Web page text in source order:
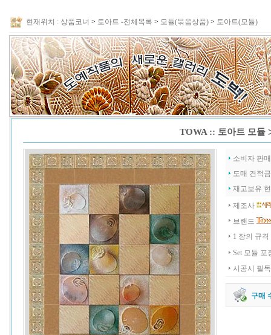
현재위치 : 상품코너 > 토아트 -전체목록 > 모듈(묶음상품) > 토아트(모듈)
TOWA :: 토아트 모
소비자 판
도매 견적
재고보유
제조사
브랜드
1 장의 규격
Set 모듈 포
시공시 필
구매